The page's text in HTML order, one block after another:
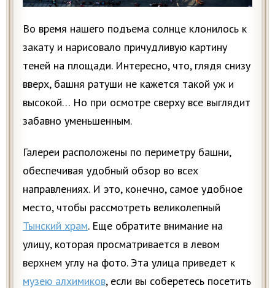
Во время нашего подъема солнце клонилось к
закату и нарисовало причудливую картину
теней на площади. Интересно, что, глядя снизу
вверх, башня ратуши не кажется такой уж и
высокой… Но при осмотре сверху все выглядит
забавно уменьшенным.
Галереи расположены по периметру башни,
обеспечивая удобный обзор во всех
направлениях. И это, конечно, самое удобное
место, чтобы рассмотреть великолепный
Тынский храм. Еще обратите внимание на
улицу, которая просматривается в левом
верхнем углу на фото. Эта улица приведет к
музею алхимиков, если вы соберетесь посетить